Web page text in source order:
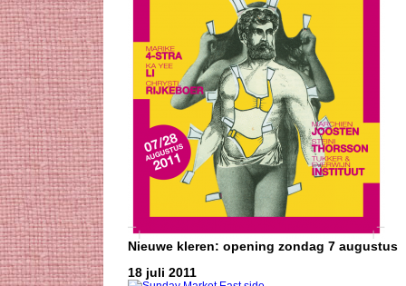
Nieuwe kleren: opening zondag 7 augustus
18 juli 2011